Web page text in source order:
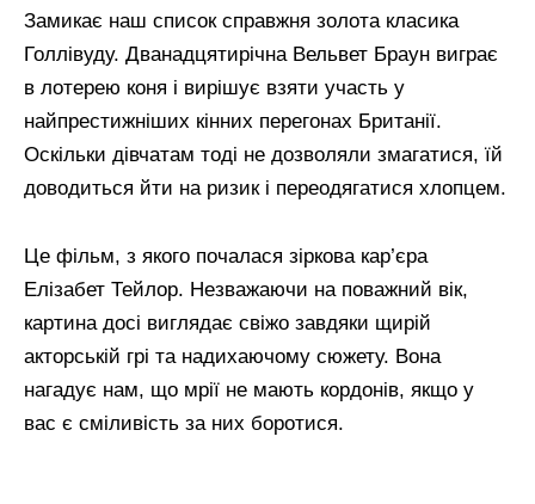
Замикає наш список справжня золота класика
Голлівуду. Дванадцятирічна Вельвет Браун виграє
в лотерею коня і вирішує взяти участь у
найпрестижніших кінних перегонах Британії.
Оскільки дівчатам тоді не дозволяли змагатися, їй
доводиться йти на ризик і переодягатися хлопцем.
Це фільм, з якого почалася зіркова кар’єра
Елізабет Тейлор. Незважаючи на поважний вік,
картина досі виглядає свіжо завдяки щирій
акторській грі та надихаючому сюжету. Вона
нагадує нам, що мрії не мають кордонів, якщо у
вас є сміливість за них боротися.